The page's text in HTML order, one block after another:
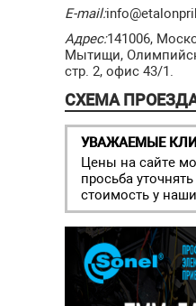
E-mail:
Адрес:141006,
Мытищи,
стр. 2, офис 43/1.
СХЕМА ПРОЕЗДА
УВАЖАЕМЫЕ
Цены на сайте
просьба
стоимость у